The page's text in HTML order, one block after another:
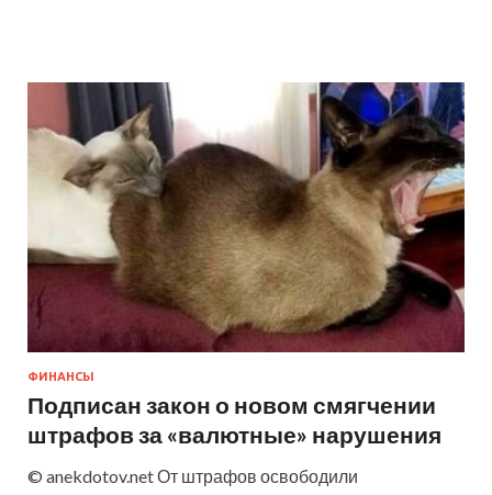
ФИНАНСЫ
Подписан закон о новом смягчении
штрафов за «валютные» нарушения
© anekdotov.net От штрафов освободили